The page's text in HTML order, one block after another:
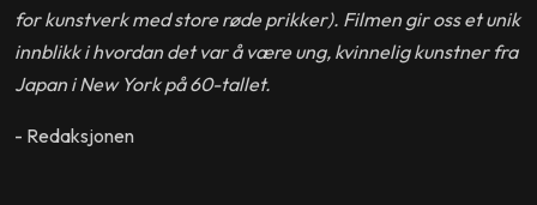
for kunstverk med store røde prikker). Filmen gir oss et unik
innblikk i hvordan det var å være ung, kvinnelig kunstner fra
Japan i New York på 60-tallet.
- Redaksjonen